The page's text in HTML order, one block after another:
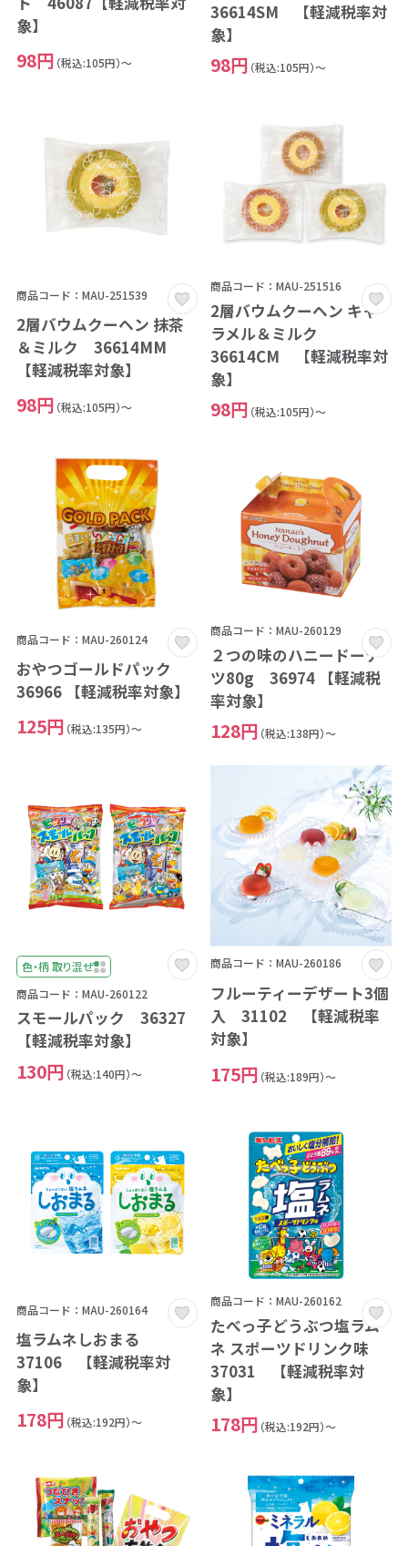
象】
98円 （税込:105円）～
36614SM 【軽減税率対
象】
98円 （税込:105円）～
商品コード：MAU-251539
2層バウムクーヘン 抹茶
＆ミルク 36614MM
【軽減税率対象】
98円 （税込:105円）～
商品コード：MAU-251516
2層バウムクーヘン キャ
ラメル＆ミルク
36614CM 【軽減税率対
象】
98円 （税込:105円）～
商品コード：MAU-260124
おやつゴールドパック
36966 【軽減税率対象】
125円 （税込:135円）～
商品コード：MAU-260129
２つの味のハニードーナ
ツ80g 36974 【軽減税
率対象】
128円 （税込:138円）～
色・柄 取り混ぜ
商品コード：MAU-260122
スモールパック 36327
【軽減税率対象】
130円 （税込:140円）～
商品コード：MAU-260186
フルーティーデザート3個
入 31102 【軽減税率
対象】
175円 （税込:189円）～
商品コード：MAU-260164
塩ラムネしおまる
37106 【軽減税率対
象】
178円 （税込:192円）～
商品コード：MAU-260162
たべっ子どうぶつ塩ラム
ネ スポーツドリンク味
37031 【軽減税率対
象】
178円 （税込:192円）～